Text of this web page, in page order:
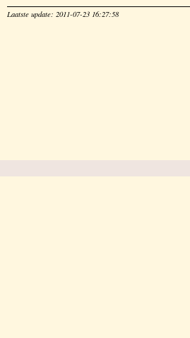
Laatste update: 2011-07-23 16:27:58